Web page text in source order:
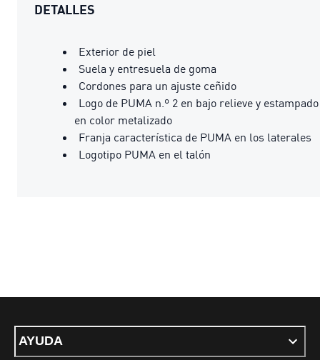
DETALLES
Exterior de piel
Suela y entresuela de goma
Cordones para un ajuste ceñido
Logo de PUMA n.º 2 en bajo relieve y estampado
en color metalizado
Franja característica de PUMA en los laterales
Logotipo PUMA en el talón
AYUDA